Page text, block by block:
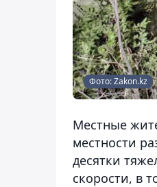
Фото: Zakon.kz
Местные
местности
десятки
скорости, в